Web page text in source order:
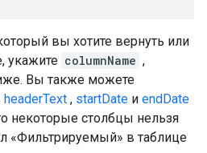
вы хотите вернуть или
укажите columnName ,
Вы также можете
headerText , startDate и endDate
некоторые столбцы нельзя
«Фильтрируемый» в таблице